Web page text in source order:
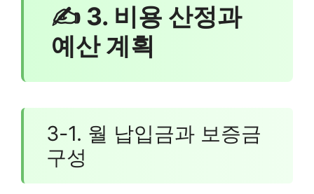
✍ 3. 비용 산정과
예산 계획
3-1. 월 납입금과 보증금
구성